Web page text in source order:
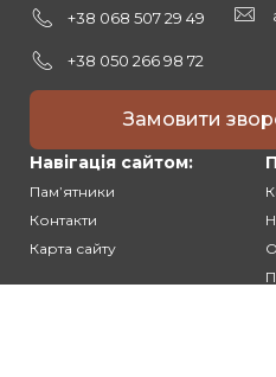
+38 068 507 29 49
+38 050 266 98 72
Замовити
Навігація сайтом:
Памʼятники
Контакти
Карта сайту